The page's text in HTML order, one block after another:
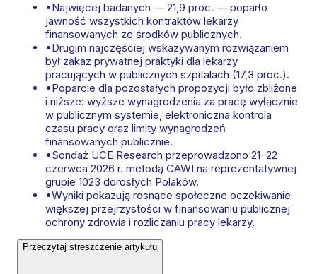
•Najwięcej badanych — 21,9 proc. — poparło
jawność wszystkich kontraktów lekarzy
finansowanych ze środków publicznych.
•Drugim najczęściej wskazywanym rozwiązaniem
był zakaz prywatnej praktyki dla lekarzy
pracujących w publicznych szpitalach (17,3 proc.).
•Poparcie dla pozostałych propozycji było zbliżone
i niższe: wyższe wynagrodzenia za pracę wyłącznie
w publicznym systemie, elektroniczna kontrola
czasu pracy oraz limity wynagrodzeń
finansowanych publicznie.
•Sondaż UCE Research przeprowadzono 21–22
czerwca 2026 r. metodą CAWI na reprezentatywnej
grupie 1023 dorosłych Polaków.
•Wyniki pokazują rosnące społeczne oczekiwanie
większej przejrzystości w finansowaniu publicznej
ochrony zdrowia i rozliczaniu pracy lekarzy.
Przeczytaj streszczenie artykułu